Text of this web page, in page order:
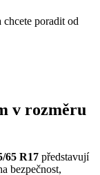
poradit od
v rozměru
65 R17 představují
bezpečnost,